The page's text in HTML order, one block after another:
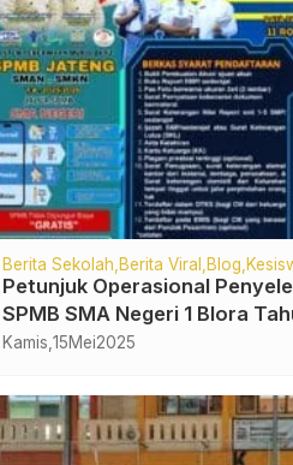
Berita Sekolah Berita Viral Blog
Petunjuk Operasional
SPMB SMA Negeri 1 Blora
2025-2026
Kamis, 15Mei2025